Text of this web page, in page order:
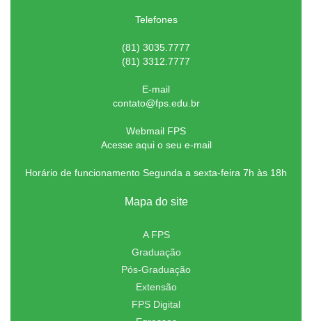
Telefones
(81) 3035.7777
(81) 3312.7777
E-mail
contato@fps.edu.br
Webmail FPS
Acesse aqui o seu e-mail
Horário de funcionamento Segunda a sexta-feira 7h às 18h
Mapa do site
A FPS
Graduação
Pós-Graduação
Extensão
FPS Digital